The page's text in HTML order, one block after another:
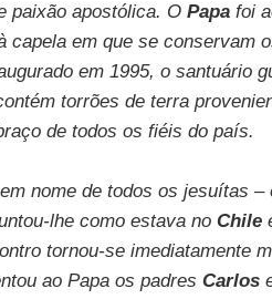
paixão apostólica. O Papafoi
capela em que se conservam
em 1995, o santuário
torrões de terra
de todos os fiéis do país.
nome de todos os jesuítas –
lhe como estava no Chile
tornou-se imediatamente
ao Papa os padres Carlos